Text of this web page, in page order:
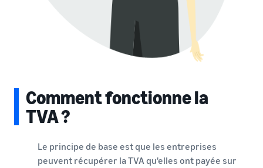
Comment fonctionne la
TVA ?
Le principe de base est que les entreprises
peuvent récupérer la TVA qu'elles ont payée sur